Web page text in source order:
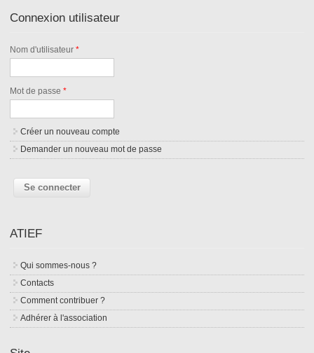
Connexion utilisateur
Nom d'utilisateur*
Mot de passe*
Créer un nouveau compte
Demander un nouveau mot de passe
ATIEF
Qui sommes-nous ?
Contacts
Comment contribuer ?
Adhérer à l'association